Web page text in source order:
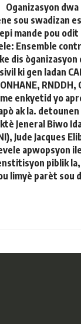
Oganizasyon
sou swadizan
mande pou
Ensemble
dis òganizasyon
sivil ki gen ladan
RNDDH,
enkyetid yo
ak la.
Jeneral Biwo
Jude Jacques
apwopsyon
piblik la,
limyè parèt sou